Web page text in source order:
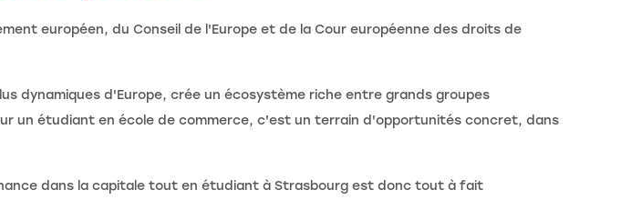
européen, du Conseil de l'Europe et de la Cour européenne des droits de
dynamiques d'Europe, crée un écosystème riche entre grands groupes
un étudiant en école de commerce, c'est un terrain d'opportunités concret, dans
dans la capitale tout en étudiant à Strasbourg est donc tout à fait